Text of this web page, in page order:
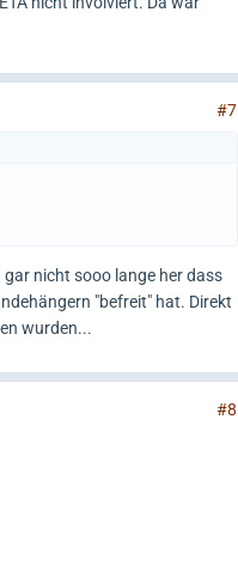
#7
nicht sooo lange her dass
"befreit" hat. Direkt
wurden...
#8